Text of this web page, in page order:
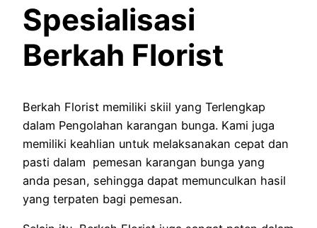
Spesialisasi
Berkah Florist
Berkah Florist memiliki skiil yang Terlengkap
dalam Pengolahan karangan bunga. Kami juga
memiliki keahlian untuk melaksanakan cepat dan
pasti dalam pemesan karangan bunga yang
anda pesan, sehingga dapat memunculkan hasil
yang terpaten bagi pemesan.